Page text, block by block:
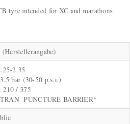
tyre intended for XC and marathons
2.35
bar (30-50 p.s.i.)
/ 375
PUNCTURE BARRIER*